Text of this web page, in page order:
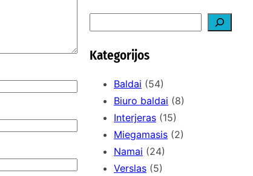
e
a
r
Kategorijos
Baldai (54)
Biuro baldai (8)
Interjeras (15)
Miegamasis (2)
Namai (24)
Verslas (5)